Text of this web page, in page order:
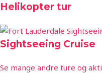
Helikopter tur
Sightseeing Cruise
Se mange andre ture og